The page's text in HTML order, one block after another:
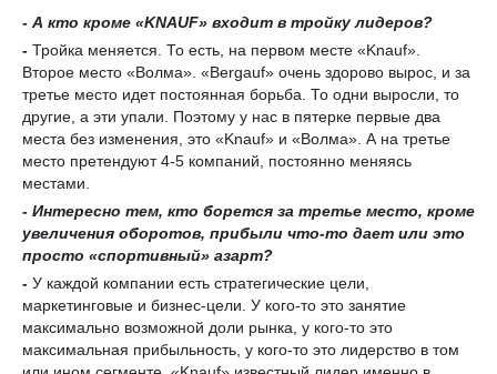
- А кто кроме «KNAUF» входит в тройку лидеров?
- Тройка меняется. То есть, на первом месте «Knauf».
Второе место «Волма». «Bergauf» очень здорово вырос, и за
третье место идет постоянная борьба. То одни выросли, то
другие, а эти упали. Поэтому у нас в пятерке первые два
места без изменения, это «Knauf» и «Волма». А на третье
место претендуют 4-5 компаний, постоянно меняясь
местами.
- Интересно тем, кто борется за третье место, кроме
увеличения оборотов, прибыли что-то дает или это
просто «спортивный» азарт?
- У каждой компании есть стратегические цели,
маркетинговые и бизнес-цели. У кого-то это занятие
максимально возможной доли рынка, у кого-то это
максимальная прибыльность, у кого-то это лидерство в том